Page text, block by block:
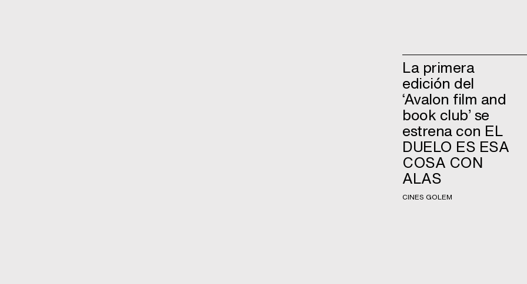
La primera
edición del
‘Avalon film and
book club’ se
estrena con EL
DUELO ES ESA
COSA CON
ALAS
CINES GOLEM